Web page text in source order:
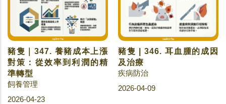
豬隻｜347. 養豬成本上漲
對策：從效率到利潤的精
準轉型
飼養管理
2026-04-23
豬隻 | 346. 耳血腫的成因
及治療
疾病防治
2026-04-09